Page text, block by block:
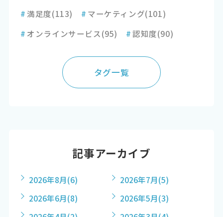
#満足度(113) # マーケティング(101)
# オンラインサービス(95) #認知度(90)
タグ一覧
記事アーカイブ
2026年8月(6) 2026年7月(5)
2026年6月(8) 2026年5月(3)